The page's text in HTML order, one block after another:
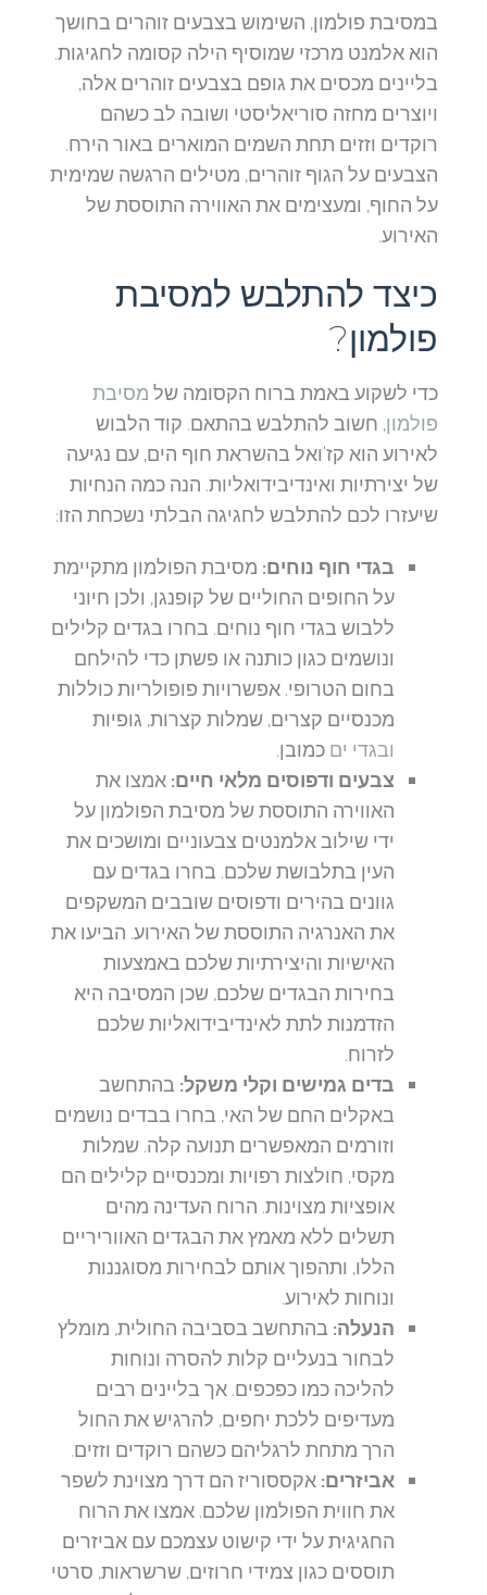
במסיבת פולמון, השימוש בצבעים זוהרים בחושך
הוא אלמנט מרכזי שמוסיף הילה קסומה לחגיגות.
בליינים מכסים את גופם בצבעים זוהרים אלה,
ויוצרים מחזה סוריאליסטי ושובה לב כשהם
רוקדים וזזים תחת השמים המוארים באור הירח.
הצבעים על הגוף זוהרים, מטילים הרגשה שמימית
על החוף, ומעצימים את האווירה התוססת של
האירוע.
כיצד להתלבש למסיבת
פולמון?
כדי לשקוע באמת ברוח הקסומה של מסיבת
פולמון, חשוב להתלבש בהתאם. קוד הלבוש
לאירוע הוא קז'ואל בהשראת חוף הים, עם נגיעה
של יצירתיות ואינדיבידואליות. הנה כמה הנחיות
שיעזרו לכם להתלבש לחגיגה הבלתי נשכחת הזו:
בגדי חוף נוחים:מסיבת הפולמון מתקיימת
על החופים החוליים של קופנגן, ולכן חיוני
ללבוש בגדי חוף נוחים. בחרו בגדים קלילים
ונושמים כגון כותנה או פשתן כדי להילחם
בחום הטרופי. אפשרויות פופולריות כוללות
מכנסיים קצרים, שמלות קצרות, גופיות
ובגדי יםכמובן.
צבעים ודפוסים מלאי חיים:אמצו את
האווירה התוססת של מסיבת הפולמון על
ידי שילוב אלמנטים צבעוניים ומושכים את
העין בתלבושת שלכם. בחרו בגדים עם
גוונים בהירים ודפוסים שובבים המשקפים
את האנרגיה התוססת של האירוע. הביעו את
האישיות והיצירתיות שלכם באמצעות
בחירות הבגדים שלכם, שכן המסיבה היא
הזדמנות לתת לאינדיבידואליות שלכם
לזרוח.
בדים גמישים וקלי משקל:בהתחשב
באקלים החם של האי, בחרו בבדים נושמים
וזורמים המאפשרים תנועה קלה. שמלות
מקסי, חולצות רפויות ומכנסיים קלילים הם
אופציות מצוינות. הרוח העדינה מהים
תשלים ללא מאמץ את הבגדים האווריריים
הללו, ותהפוך אותם לבחירות מסוגננות
ונוחות לאירוע.
הנעלה:בהתחשב בסביבה החולית, מומלץ
לבחור בנעליים קלות להסרה ונוחות
להליכה כמו כפכפים. אך בליינים רבים
מעדיפים ללכת יחפים, להרגיש את החול
הרך מתחת לרגליהם כשהם רוקדים וזזים.
אביזרים:אקססוריז הם דרך מצוינת לשפר
את חווית הפולמון שלכם. אמצו את הרוח
החגיגית על ידי קישוט עצמכם עם אביזרים
תוססים כגון צמידי חרוזים, שרשראות, סרטי